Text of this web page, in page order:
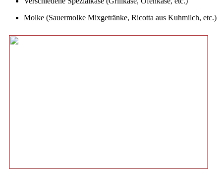
Molke (Sauermolke Mixgetränke, Ricotta aus Kuhmilch, etc.)